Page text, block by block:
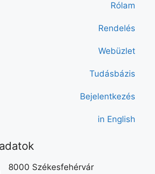
Rólam
Rendelés
Webüzlet
Tudásbázis
Bejelentkezés
in English
8000 Székesfehérvár